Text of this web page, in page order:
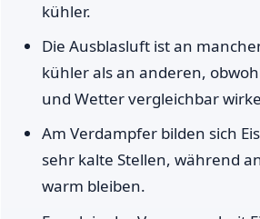
kühler.
Die Ausblasluft ist an
kühler als an anderen,
und Wetter vergleichbar
Am Verdampfer bilden sich
sehr kalte Stellen, während
warm bleiben.